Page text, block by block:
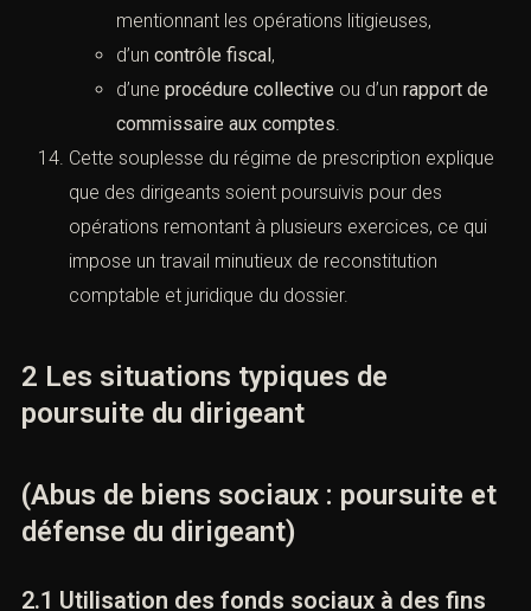
mentionnant les opérations litigieuses,
d’un contrôle fiscal ,
d’une procédure collective ou d’un rapport de
commissaire aux comptes.
Cette souplesse du régime de prescription explique
que des dirigeants soient poursuivis pour des
opérations remontant à plusieurs exercices, ce qui
impose un travail minutieux de reconstitution
comptable et juridique du dossier.
2 Les situations typiques de
poursuite du dirigeant
(Abus de biens sociaux : poursuite et
défense du dirigeant)
2.1 Utilisation des fonds sociaux à des fins